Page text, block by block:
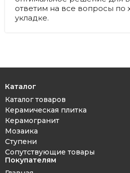
ответим на все вопросы по
укладке.
Каталог
Каталог товаров
Керамическая плитка
Керамогранит
Мозаика
Ступени
Сопутствующие товары
Покупателям